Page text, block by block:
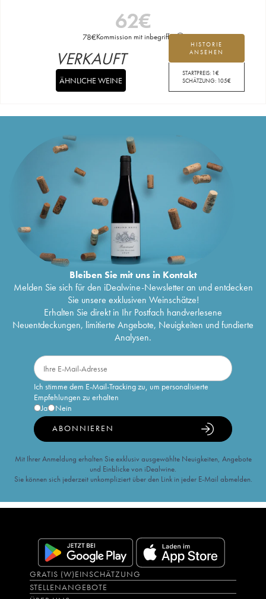
62€
78€Kommission mit inbegriffen
HISTORIE
ANSEHEN
STARTPREIS: 1€
SCHÄTZUNG: 105€
VERKAUFT
ÄHNLICHE WEINE
Bleiben Sie mit uns in Kontakt
Melden Sie sich für den iDealwine-Newsletter an und entdecken
Sie unsere exklusiven Weinschätze!
Erhalten Sie direkt in Ihr Postfach handverlesene
Neuentdeckungen, limitierte Angebote, Neuigkeiten und fundierte
Analysen.
Ich stimme dem E-Mail-Tracking zu, um personalisierte
Empfehlungen zu erhalten
Ja
Nein
ABONNIEREN
Mit Ihrer Anmeldung erhalten Sie exklusiv ausgewählte Neuigkeiten, Angebote
und Einblicke von iDealwine.
Sie können sich jederzeit unkompliziert über den Link in jeder E-Mail abmelden.
GRATIS (W)EINSCHÄTZUNG
STELLENANGEBOTE